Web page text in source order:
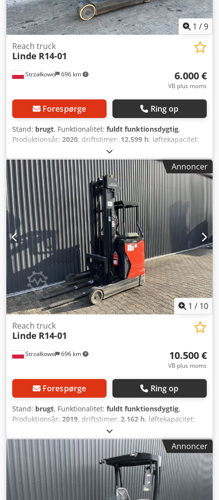
1 /9
Strzałkowo 696 km
Reach truck
Linde R14-01
6.000 €
VB plus moms
Forespørge Ring op
Stand: brugt, Funktionalitet: fuldt funktionsdygtig,
Produktionsår: 2020, driftstimer: 12.599 h, løftekapacitet:
8.560 mm
brændstoftype:elektrisk, mastetype:triplex,
bygningshøjde:3.485 mm, drivtype:Elektro
, Reachtruck
ISO-klasse: ISO-klasse 2 = 1.000 - 2.500 kg Masttype: Triplex
Dksdpfx Ajzgp U Uopwer Stand: Driftsklar og fuldt
funktionsdygtig Teknisk stand: god Batteri volt: 48V Batteri
årgang: 2020 Sideforskydning,
Annoncer
1 / 10
Strzałkowo 696 km
Reach truck
Linde R14-01
10.500 €
VB plus moms
Forespørge Ring op
Stand: brugt, Funktionalitet: fuldt funktionsdygtig,
Produktionsår: 2019, driftstimer: 2.162 h, løftekapacitet:
6.260 mm
brændstoftype:elektrisk, mastetype:triplex,
bygningshøjde: 2.660 mm , drivtype: Elektro, Reachtruck
Djdpoyn Tm Sjfx Apwjkr ISO-klasse: ISO klasse 2 = 1.000 -
2.500 kg Masttype: Triplex Stand: Klar til brug og fuldt
funktionsdygtig Teknisk stand: god Batteri volt: 48V
Sideskifter,
Annoncer